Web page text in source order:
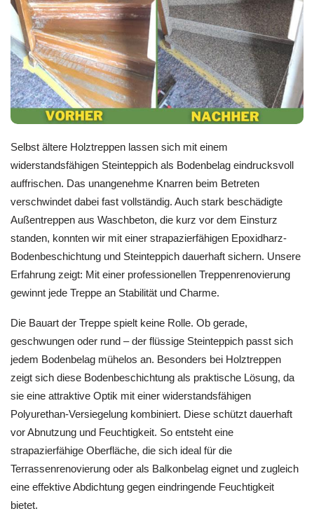
Selbst ältere Holztreppen lassen sich mit einem
widerstandsfähigen Steinteppich als Bodenbelag eindrucksvoll
auffrischen. Das unangenehme Knarren beim Betreten
verschwindet dabei fast vollständig. Auch stark beschädigte
Außentreppen aus Waschbeton, die kurz vor dem Einsturz
standen, konnten wir mit einer strapazierfähigen Epoxidharz-
Bodenbeschichtung und Steinteppich dauerhaft sichern. Unsere
Erfahrung zeigt: Mit einer professionellen Treppenrenovierung
gewinnt jede Treppe an Stabilität und Charme.
Die Bauart der Treppe spielt keine Rolle. Ob gerade,
geschwungen oder rund – der flüssige Steinteppich passt sich
jedem Bodenbelag mühelos an. Besonders bei Holztreppen
zeigt sich diese Bodenbeschichtung als praktische Lösung, da
sie eine attraktive Optik mit einer widerstandsfähigen
Polyurethan-Versiegelung kombiniert. Diese schützt dauerhaft
vor Abnutzung und Feuchtigkeit. So entsteht eine
strapazierfähige Oberfläche, die sich ideal für die
Terrassenrenovierung oder als Balkonbelag eignet und zugleich
eine effektive Abdichtung gegen eindringende Feuchtigkeit
bietet.